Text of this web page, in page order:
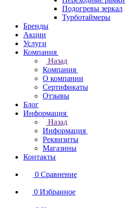
Подогревы зеркал
Турботаймеры
Бренды
Акции
Услуги
Компания
Назад
Компания
О компании
Сертификаты
Отзывы
Блог
Информация
Назад
Информация
Реквизиты
Магазины
Контакты
0 Сравнение
0 Избранное